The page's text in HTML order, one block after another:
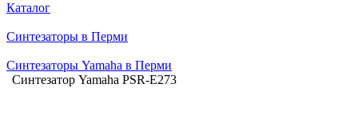
Каталог
Синтезаторы в Перми
Синтезаторы Yamaha в Перми
Синтезатор Yamaha PSR-E273